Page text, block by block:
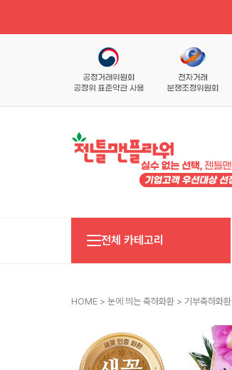
전체 카테고리
HOME > 눈에 띄는 축하화환 > 기부축하화환